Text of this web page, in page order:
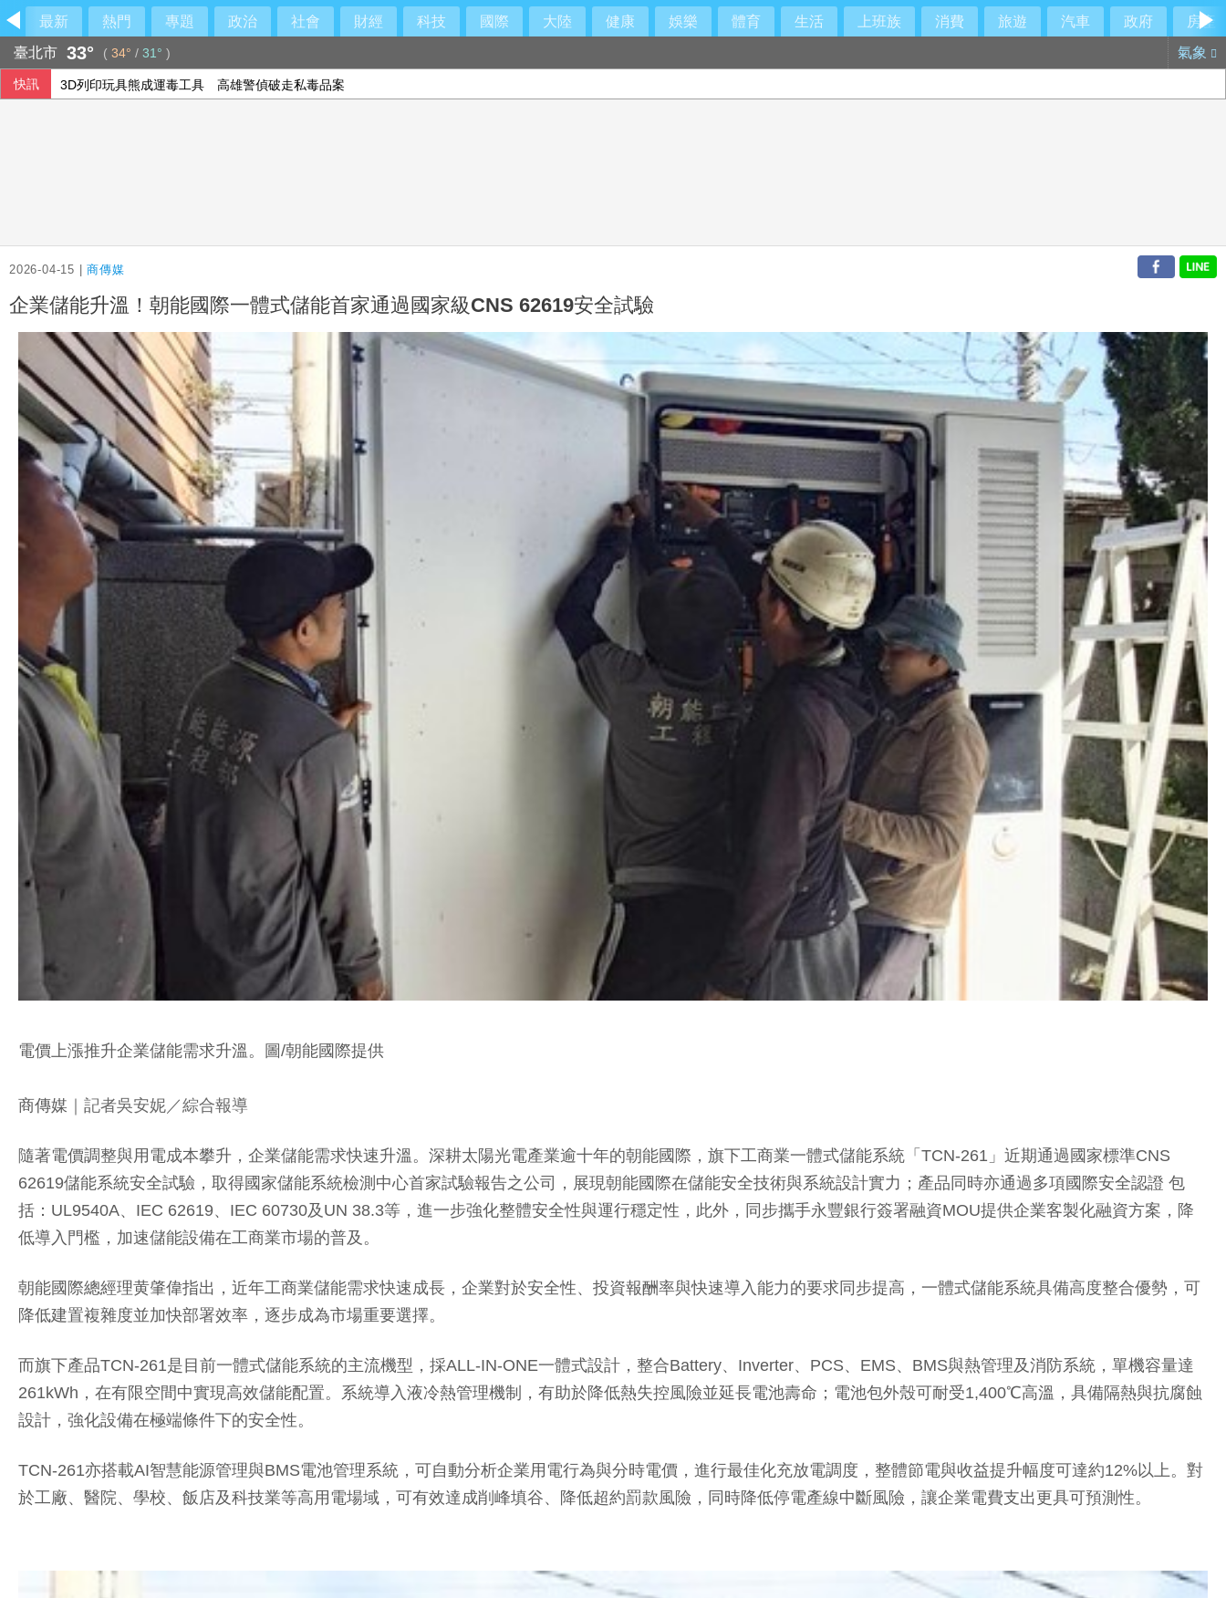
最新 熱門 專題 政治 社會 財經 科技 國際 大陸 健康 娛樂 體育 生活 上班族 消費 旅遊 汽車 政府
房產
臺北市 33° ( 34° / 31° ) 氣象
快訊 3D列印玩具熊成運毒工具 高雄警偵破走私毒品案
2026-04-15 |商傳媒
企業儲能升溫！朝能國際一體式儲能首家通過國家級CNS 62619安全試驗
電價上漲推升企業儲能需求升溫。圖/朝能國際提供
商傳媒 ｜記者吳安妮／綜合報導
隨著電價調整與用電成本攀升，企業儲能需求快速升溫。深耕太陽光電產業逾十年的朝能國際，旗下工商業一體式儲能系統「TCN-261」近期通過國家標準CNS
62619儲能系統安全試驗，取得國家儲能系統檢測中心首家試驗報告之公司，展現朝能國際在儲能安全技術與系統設計實力；產品同時亦通過多項國際安全認證 包
括：UL9540A、IEC 62619、IEC 60730及UN 38.3等，進一步強化整體安全性與運行穩定性，此外，同步攜手永豐銀行簽署融資MOU提供企業客製化融資方案，降
低導入門檻，加速儲能設備在工商業市場的普及。
朝能國際總經理黄肇偉指出，近年工商業儲能需求快速成長，企業對於安全性、投資報酬率與快速導入能力的要求同步提高，一體式儲能系統具備高度整合優勢，可
降低建置複雜度並加快部署效率，逐步成為市場重要選擇。
而旗下產品TCN-261是目前一體式儲能系統的主流機型，採ALL-IN-ONE一體式設計，整合Battery、Inverter、PCS、EMS、BMS與熱管理及消防系統，單機容量達
261kWh，在有限空間中實現高效儲能配置。系統導入液冷熱管理機制，有助於降低熱失控風險並延長電池壽命；電池包外殼可耐受1,400℃高溫，具備隔熱與抗腐蝕
設計，強化設備在極端條件下的安全性。
TCN-261亦搭載AI智慧能源管理與BMS電池管理系統，可自動分析企業用電行為與分時電價，進行最佳化充放電調度，整體節電與收益提升幅度可達約12%以上。對
於工廠、醫院、學校、飯店及科技業等高用電場域，可有效達成削峰填谷、降低超約罰款風險，同時降低停電產線中斷風險，讓企業電費支出更具可預測性。